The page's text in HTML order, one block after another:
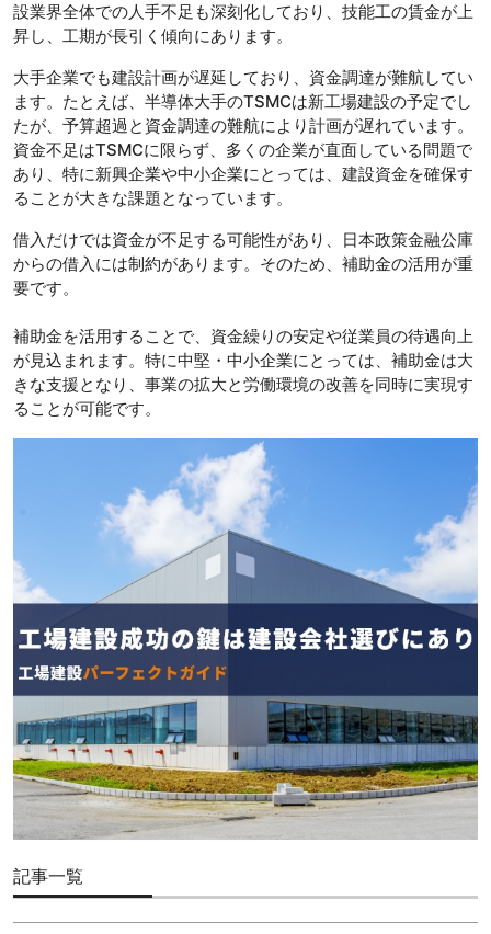
設業界全体での人手不足も深刻化しており、技能工の賃金が上
昇し、工期が長引く傾向にあります。
大手企業でも建設計画が遅延しており、資金調達が難航してい
ます。たとえば、半導体大手のTSMCは新工場建設の予定でし
たが、予算超過と資金調達の難航により計画が遅れています。
資金不足はTSMCに限らず、多くの企業が直面している問題で
あり、特に新興企業や中小企業にとっては、建設資金を確保す
ることが大きな課題となっています。
借入だけでは資金が不足する可能性があり、日本政策金融公庫
からの借入には制約があります。そのため、補助金の活用が重
要です。
補助金を活用することで、資金繰りの安定や従業員の待遇向上
が見込まれます。特に中堅・中小企業にとっては、補助金は大
きな支援となり、事業の拡大と労働環境の改善を同時に実現す
ることが可能です。
記事一覧